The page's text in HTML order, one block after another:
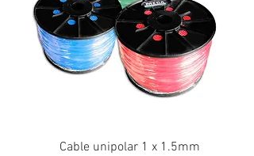
Cable unipolar 1 x 1.5mm